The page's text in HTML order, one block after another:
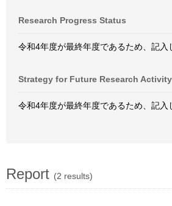
Research Progress Status
令和4年度が最終年度であるため、記入
Strategy for Future Research Activity
令和4年度が最終年度であるため、記入
Report (2 results)